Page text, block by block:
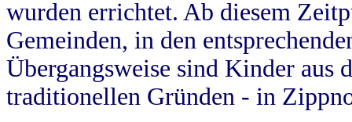
wurden errichtet. Ab diesem
Gemeinden, in den
Übergangsweise sind Kinder aus
traditionellen Gründen - in